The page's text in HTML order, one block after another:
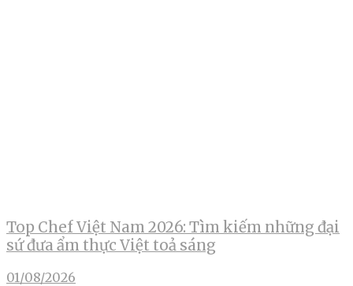
Top Chef Việt Nam 2026: Tìm kiếm những đại
sứ đưa ẩm thực Việt toả sáng
01/08/2026